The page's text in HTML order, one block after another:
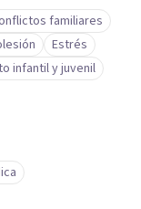
familiares
Estrés
infantil y juvenil